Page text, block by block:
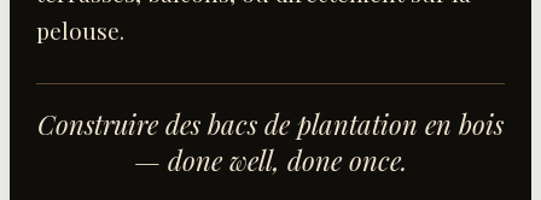
pelouse.
Construire des bacs de plantation en bois
— done well, done once.